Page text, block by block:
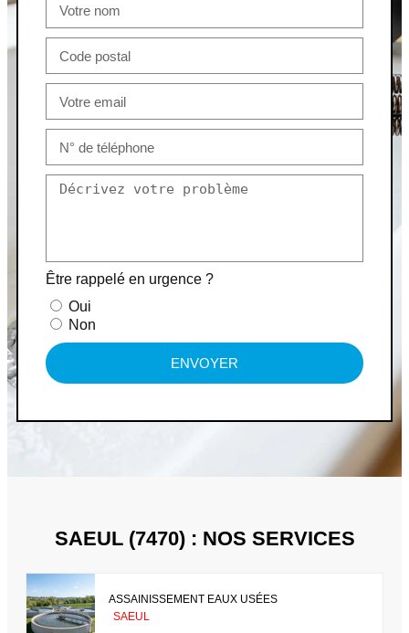
Être rappelé en urgence ?
Oui
Non
ENVOYER
SAEUL (7470) : NOS SERVICES
ASSAINISSEMENT EAUX USÉES
SAEUL